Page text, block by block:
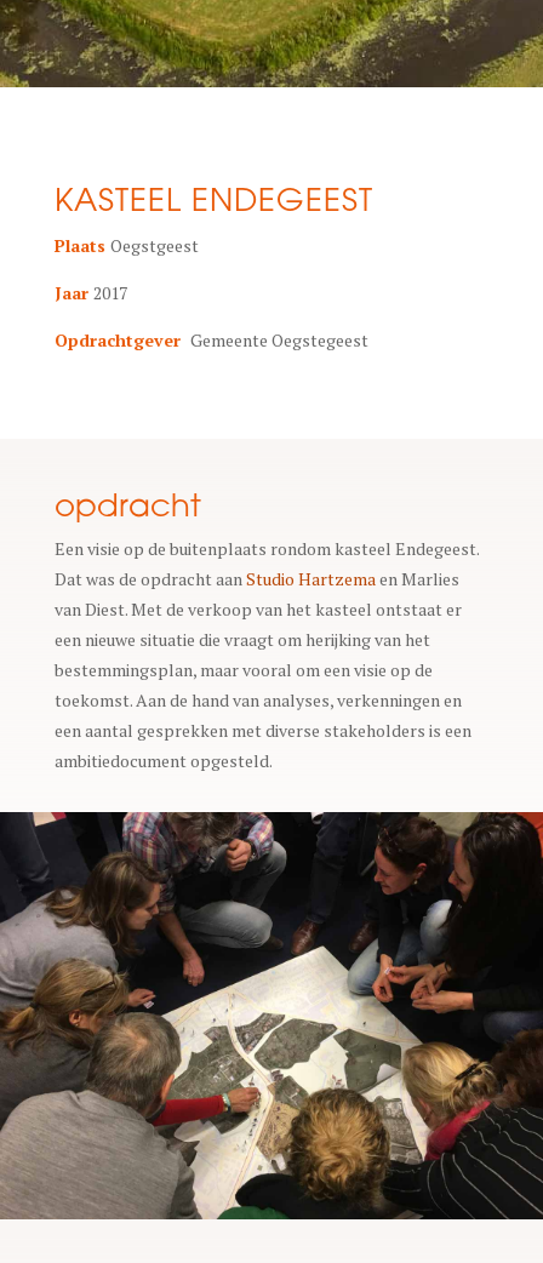
KASTEEL ENDEGEEST
Plaats Oegstgeest
Jaar 2017
Opdrachtgever Gemeente Oegstegeest
opdracht
Een visie op de buitenplaats rondom kasteel Endegeest.
Dat was de opdracht aanStudio Hartzemaen Marlies
van Diest. Met de verkoop van het kasteel ontstaat er
een nieuwe situatie die vraagt om herijking van het
bestemmingsplan, maar vooral om een visie op de
toekomst. Aan de hand van analyses, verkenningen en
een aantal gesprekken met diverse stakeholders is een
ambitiedocument opgesteld.